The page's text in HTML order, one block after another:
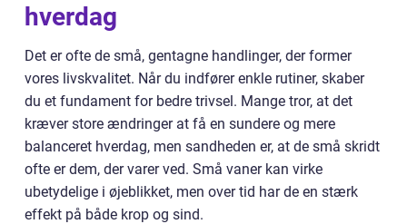
hverdag
Det er ofte de små, gentagne handlinger, der former
vores livskvalitet. Når du indfører enkle rutiner, skaber
du et fundament for bedre trivsel. Mange tror, at det
kræver store ændringer at få en sundere og mere
balanceret hverdag, men sandheden er, at de små skridt
ofte er dem, der varer ved. Små vaner kan virke
ubetydelige i øjeblikket, men over tid har de en stærk
effekt på både krop og sind.